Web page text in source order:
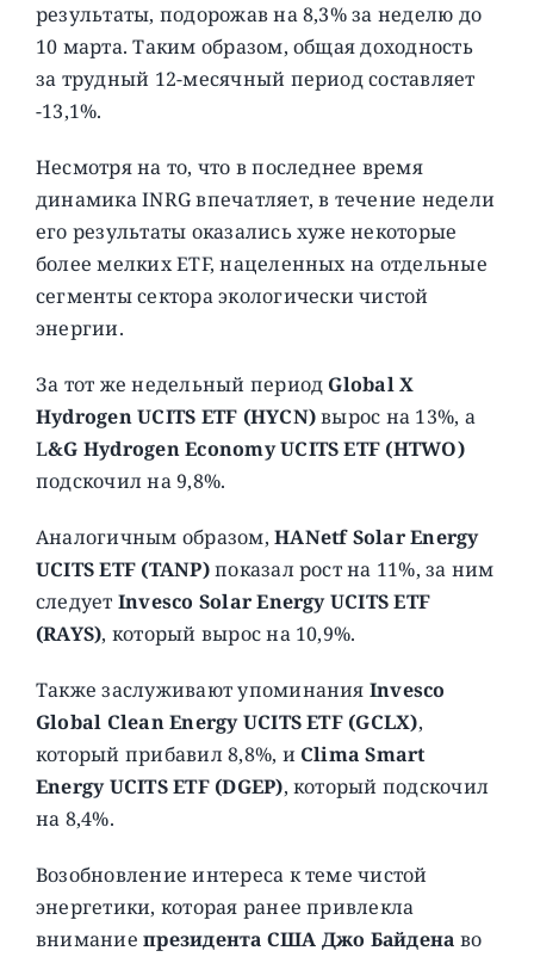
результаты, подорожав на 8,3% за неделю до
10 марта. Таким образом, общая доходность
за трудный 12-месячный период составляет
-13,1%.
Несмотря на то, что в последнее время
динамика INRG впечатляет, в течение недели
его результаты оказались хуже некоторые
более мелких ETF, нацеленных на отдельные
сегменты сектора экологически чистой
энергии.
За тот же недельный период Global X
Hydrogen UCITS ETF (HYCN)вырос на 13%, а
L&G Hydrogen Economy UCITS ETF (HTWO)
подскочил на 9,8%.
Аналогичным образом,HANetf Solar Energy
UCITS ETF (TANP)показал рост на 11%, за ним
следует Invesco Solar Energy UCITS ETF
(RAYS), который вырос на 10,9%.
Также заслуживают упоминания Invesco
Global Clean Energy UCITS ETF (GCLX),
который прибавил 8,8%, и Clima Smart
Energy UCITS ETF (DGEP), который подскочил
на 8,4%.
Возобновление интереса к теме чистой
энергетики, которая ранее привлекла
вниманиепрезидента США Джо Байдена во